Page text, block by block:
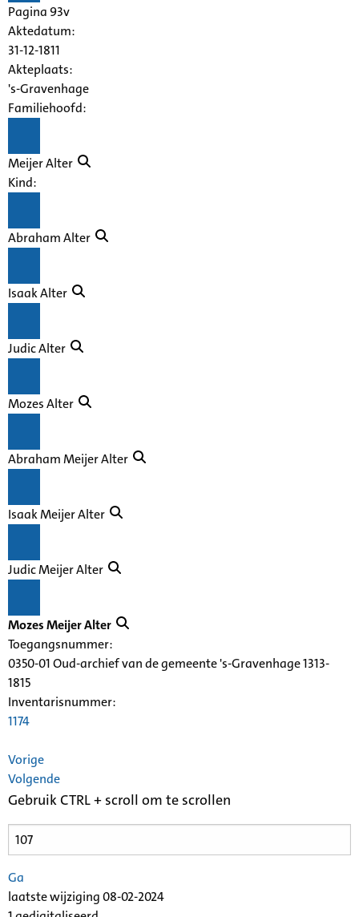
Pagina 93v
Aktedatum:
31-12-1811
Akteplaats:
's-Gravenhage
Familiehoofd:
Meijer Alter
Kind:
Abraham Alter
Isaak Alter
Judic Alter
Mozes Alter
Abraham Meijer Alter
Isaak Meijer Alter
Judic Meijer Alter
Mozes Meijer Alter
Toegangsnummer:
0350-01 Oud-archief van de gemeente 's-Gravenhage 1313-
1815
Inventarisnummer:
1174
Vorige
Volgende
Gebruik CTRL + scroll om te scrollen
Ga
laatste wijziging 08-02-2024